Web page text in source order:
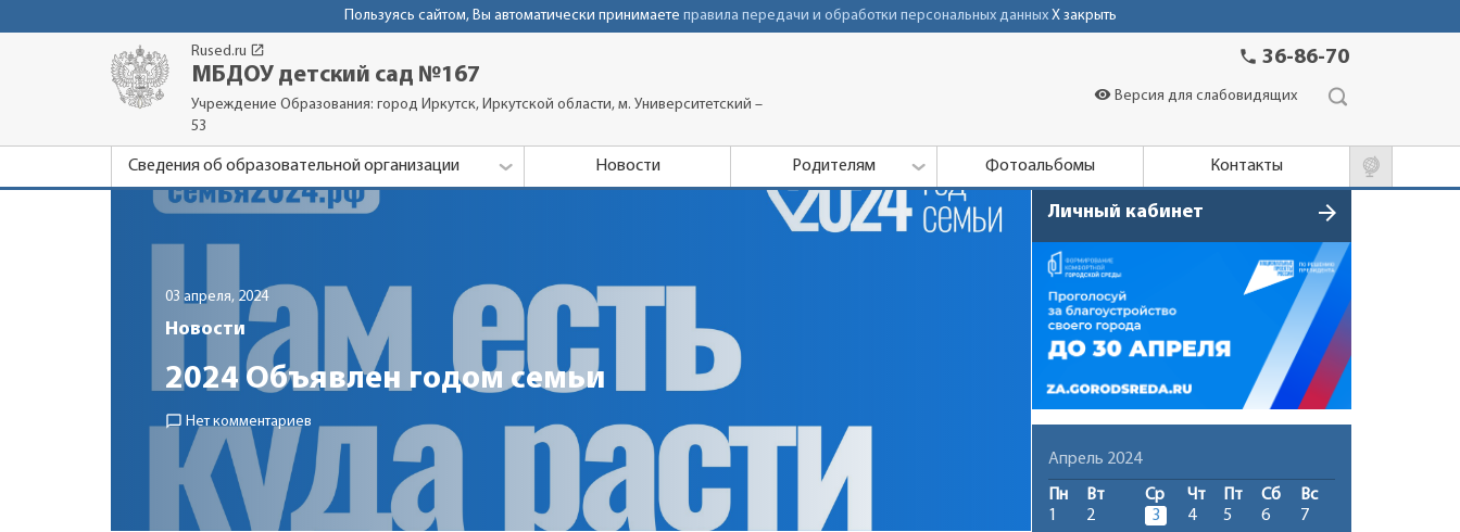
Пользуясь сайтом, Вы автоматически принимаете правила передачи и обработки персональных данных X закрыть
Rused.ru launch
МБДОУ детский сад №167
Учреждение Образования: город Иркутск, Иркутской области, м. Университетский –
53
phone 36-86-70
visibility Версия для слабовидящих
Сведения об образовательной организации Новости Родителям Фотоальбомы Контакты
03 апреля, 2024
Новости
2024 Объявлен годом семьи
chat_bubble_outline Нет комментариев
Личный кабинет arrow_forward
Апрель 2024
Пн Вт Ср Чт Пт Сб
Вс
1
2 3 4 5 6
7